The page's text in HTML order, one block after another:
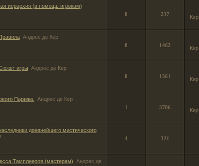
иерархия (в помощь игрокам)
0 237
Кер
Андрес де Кер
0
1462
Кер
игры Андрес де Кер
0
1361
Кер
Парижа.
Андрес де Кер
1
3706
Кер
древнейшего мистического
4 321
Тамплиеров (мастерам) Андрес де